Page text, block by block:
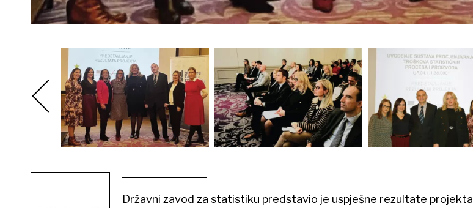
Državni zavod za statistiku predstavio je uspješne rezultate projekta